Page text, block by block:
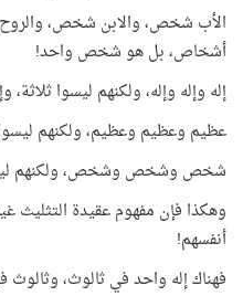
الأب شخص، والابن شخص،
أشخاص، بل هو شخص واحد!
إله وإله وإله، ولكنهم ليسوا ثلاثة،
عظيم وعظيم وعظيم، ولكنهم
شخص وشخص وشخص، ولكنهم
وهكذا فإن مفهوم عقيدة التثليث
أنفسهم!
فهناك إله واحد في ثالوث، وثالوث